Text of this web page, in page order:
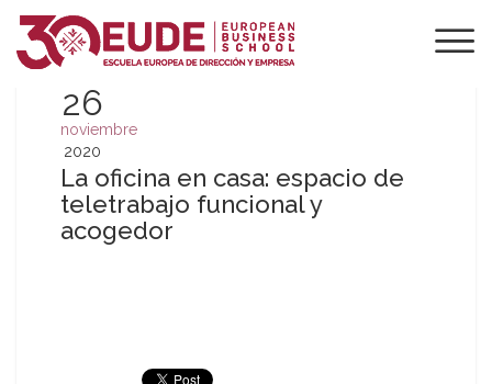
26
noviembre
2020
La oficina en casa: espacio de
teletrabajo funcional y
acogedor